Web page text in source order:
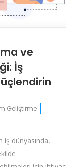
ve
İş
Geliştirme
iş dünyasında,